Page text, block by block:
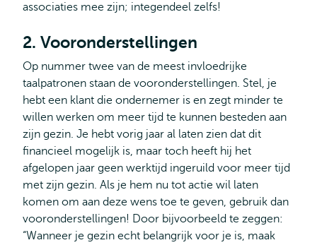
associaties mee zijn; integendeel zelfs!
2. Vooronderstellingen
Op nummer twee van de meest invloedrijke
taalpatronen staan de vooronderstellingen. Stel, je
hebt een klant die ondernemer is en zegt minder te
willen werken om meer tijd te kunnen besteden aan
zijn gezin. Je hebt vorig jaar al laten zien dat dit
financieel mogelijk is, maar toch heeft hij het
afgelopen jaar geen werktijd ingeruild voor meer tijd
met zijn gezin. Als je hem nu tot actie wil laten
komen om aan deze wens toe te geven, gebruik dan
vooronderstellingen! Door bijvoorbeeld te zeggen:
“Wanneer je gezin echt belangrijk voor je is, maak